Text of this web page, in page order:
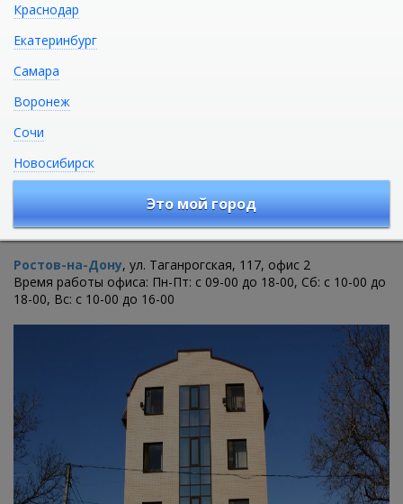
Контакты интернет-магазина в
Сочи
ВЫ ВСЕГДА МОЖЕТЕ СВЯЗАТЬСЯ С НАМИ ПО ЛЮБЫМ
НАШИ ОФИСЫ:
Ростов-на-Дону, ул. Таганрогская, 117, офис 2
Время работы офиса: Пн-Пт: с 09-00 до 18-00, Сб: с 10-00 до
18-00, Вс: с 10-00 до 16-00
Краснодар
Екатеринбург
Самара
Воронеж
Сочи
Новосибирск
Это мой город